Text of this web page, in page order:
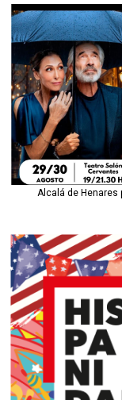
Alcalá de Henares